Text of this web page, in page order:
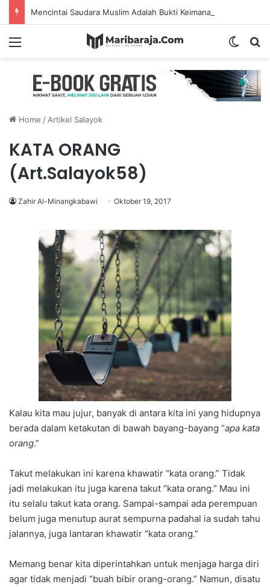
Home / Artikel Salayok
KATA ORANG
(Art.Salayok58)
Zahir Al-Minangkabawi Oktober 19, 2017
Kalau kita mau jujur, banyak di antara kita ini yang hidupnya
berada dalam ketakutan di bawah bayang-bayang “apa kata
orang.”
Takut melakukan ini karena khawatir “kata orang.” Tidak
jadi melakukan itu juga karena takut “kata orang.” Mau ini
itu selalu takut kata orang. Sampai-sampai ada perempuan
belum juga menutup aurat sempurna padahal ia sudah tahu
jalannya, juga lantaran khawatir “kata orang.”
Memang benar kita diperintahkan untuk menjaga harga diri
agar tidak menjadi “buah bibir orang-orang.” Namun, disatu